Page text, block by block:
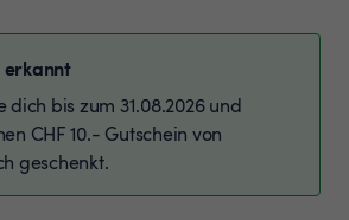
erkannt
dich bis zum 31.08.2026 und
CHF 10.- Gutschein von
geschenkt.